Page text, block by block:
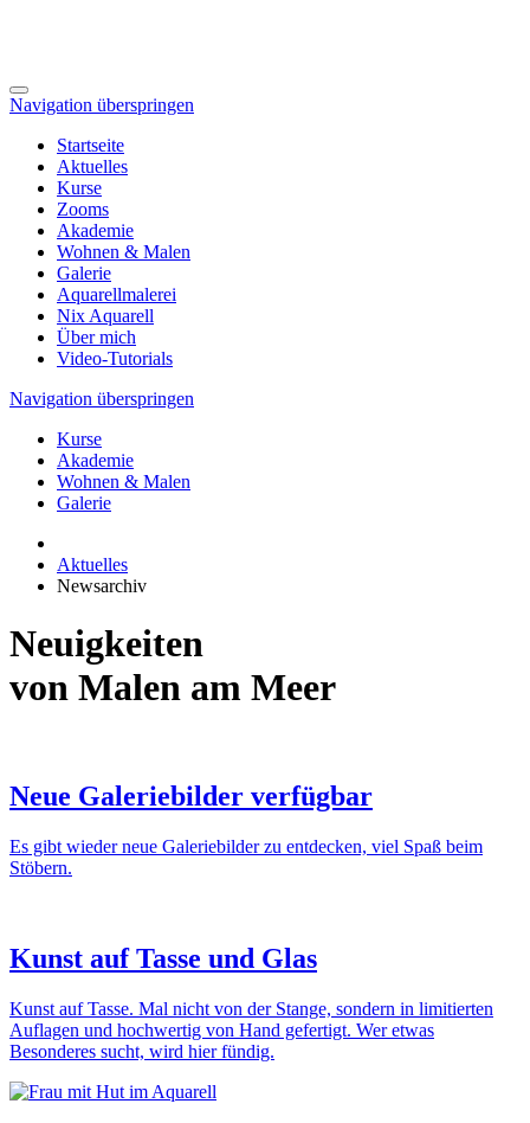
Navigation überspringen
Startseite
Aktuelles
Kurse
Zooms
Akademie
Wohnen & Malen
Galerie
Aquarellmalerei
Nix Aquarell
Über mich
Video-Tutorials
Navigation überspringen
Kurse
Akademie
Wohnen & Malen
Galerie
Aktuelles
Newsarchiv
Neuigkeiten
von Malen am Meer
Neue Galeriebilder verfügbar
Es gibt wieder neue Galeriebilder zu entdecken, viel Spaß beim
Stöbern.
Kunst auf Tasse und Glas
Kunst auf Tasse. Mal nicht von der Stange, sondern in limitierten
Auflagen und hochwertig von Hand gefertigt. Wer etwas
Besonderes sucht, wird hier fündig.